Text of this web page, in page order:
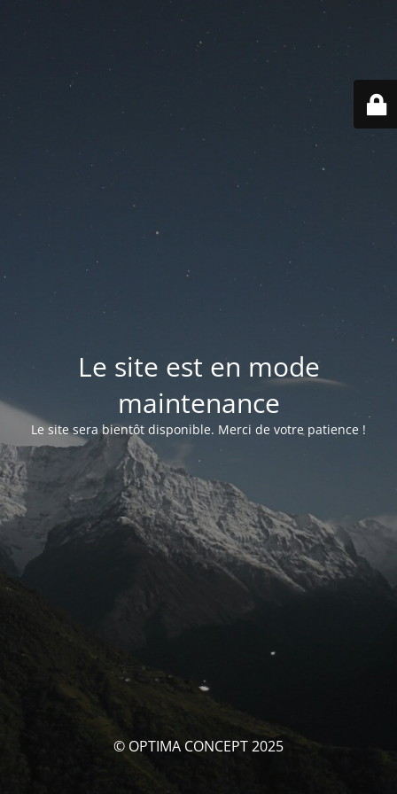
Le site est en mode
maintenance
Le site sera bientôt disponible. Merci de votre patience !
© OPTIMA CONCEPT 2025